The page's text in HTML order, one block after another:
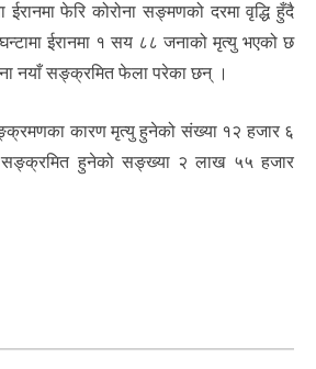
फेरि कोरोना सङ्मणको दरमा वृद्धि हुँदै
ईरानमा १ सय ८८ जनाको मृत्यु भएको छ
नयाँ सङ्क्रमित फेला परेका छन् ।
कारण मृत्यु हुनेको संख्या १२ हजार ६
हुनेको सङ्ख्या २ लाख ५५ हजार